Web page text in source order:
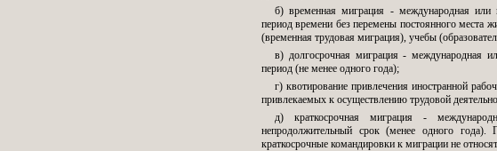
б) временная миграция - международная или
период времени без перемены постоянного места
(временная трудовая миграция), учебы
в) долгосрочная миграция - международная
период (не менее одного года);
г) квотирование привлечения иностранной
привлекаемых к осуществлению трудовой
д) краткосрочная миграция -
непродолжительный срок (менее одного
краткосрочные командировки к миграции не